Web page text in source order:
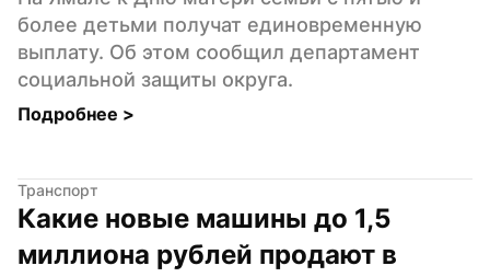
более детьми получат единовременную
выплату. Об этом сообщил департамент
социальной защиты округа.
Подробнее >
Транспорт
Какие новые машины до 1,5
миллиона рублей продают в